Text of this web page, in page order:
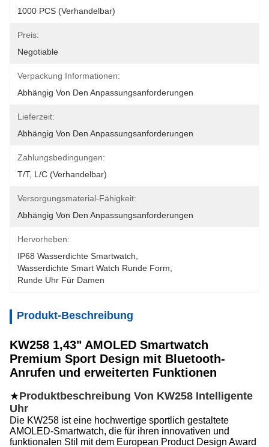
1000 PCS (verhandelbar)
Preis:
Negotiable
Verpackung Informationen:
Abhängig Von Den Anpassungsanforderungen
Lieferzeit:
Abhängig Von Den Anpassungsanforderungen
Zahlungsbedingungen:
T/T, L/C (verhandelbar)
Versorgungsmaterial-Fähigkeit:
Abhängig Von Den Anpassungsanforderungen
Hervorheben:
IP68 Wasserdichte Smartwatch
Wasserdichte Smart Watch Runde Form
Runde Uhr Für Damen
Produkt-Beschreibung
KW258 1,43" AMOLED Smartwatch
Premium Sport Design mit Bluetooth-
Anrufen und erweiterten Funktionen
★Produktbeschreibung Von KW258 Intelligente
Uhr
Die KW258 ist eine hochwertige sportlich gestaltete
AMOLED-Smartwatch, die für ihren innovativen und
funktionalen Stil mit dem European Product Design Award